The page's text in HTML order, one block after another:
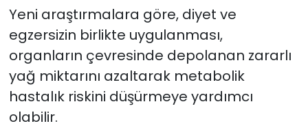
Yeni araştırmalara göre, diyet ve
egzersizin birlikte uygulanması,
organların çevresinde depolanan zararlı
yağ miktarını azaltarak metabolik
hastalık riskini düşürmeye yardımcı
olabilir.